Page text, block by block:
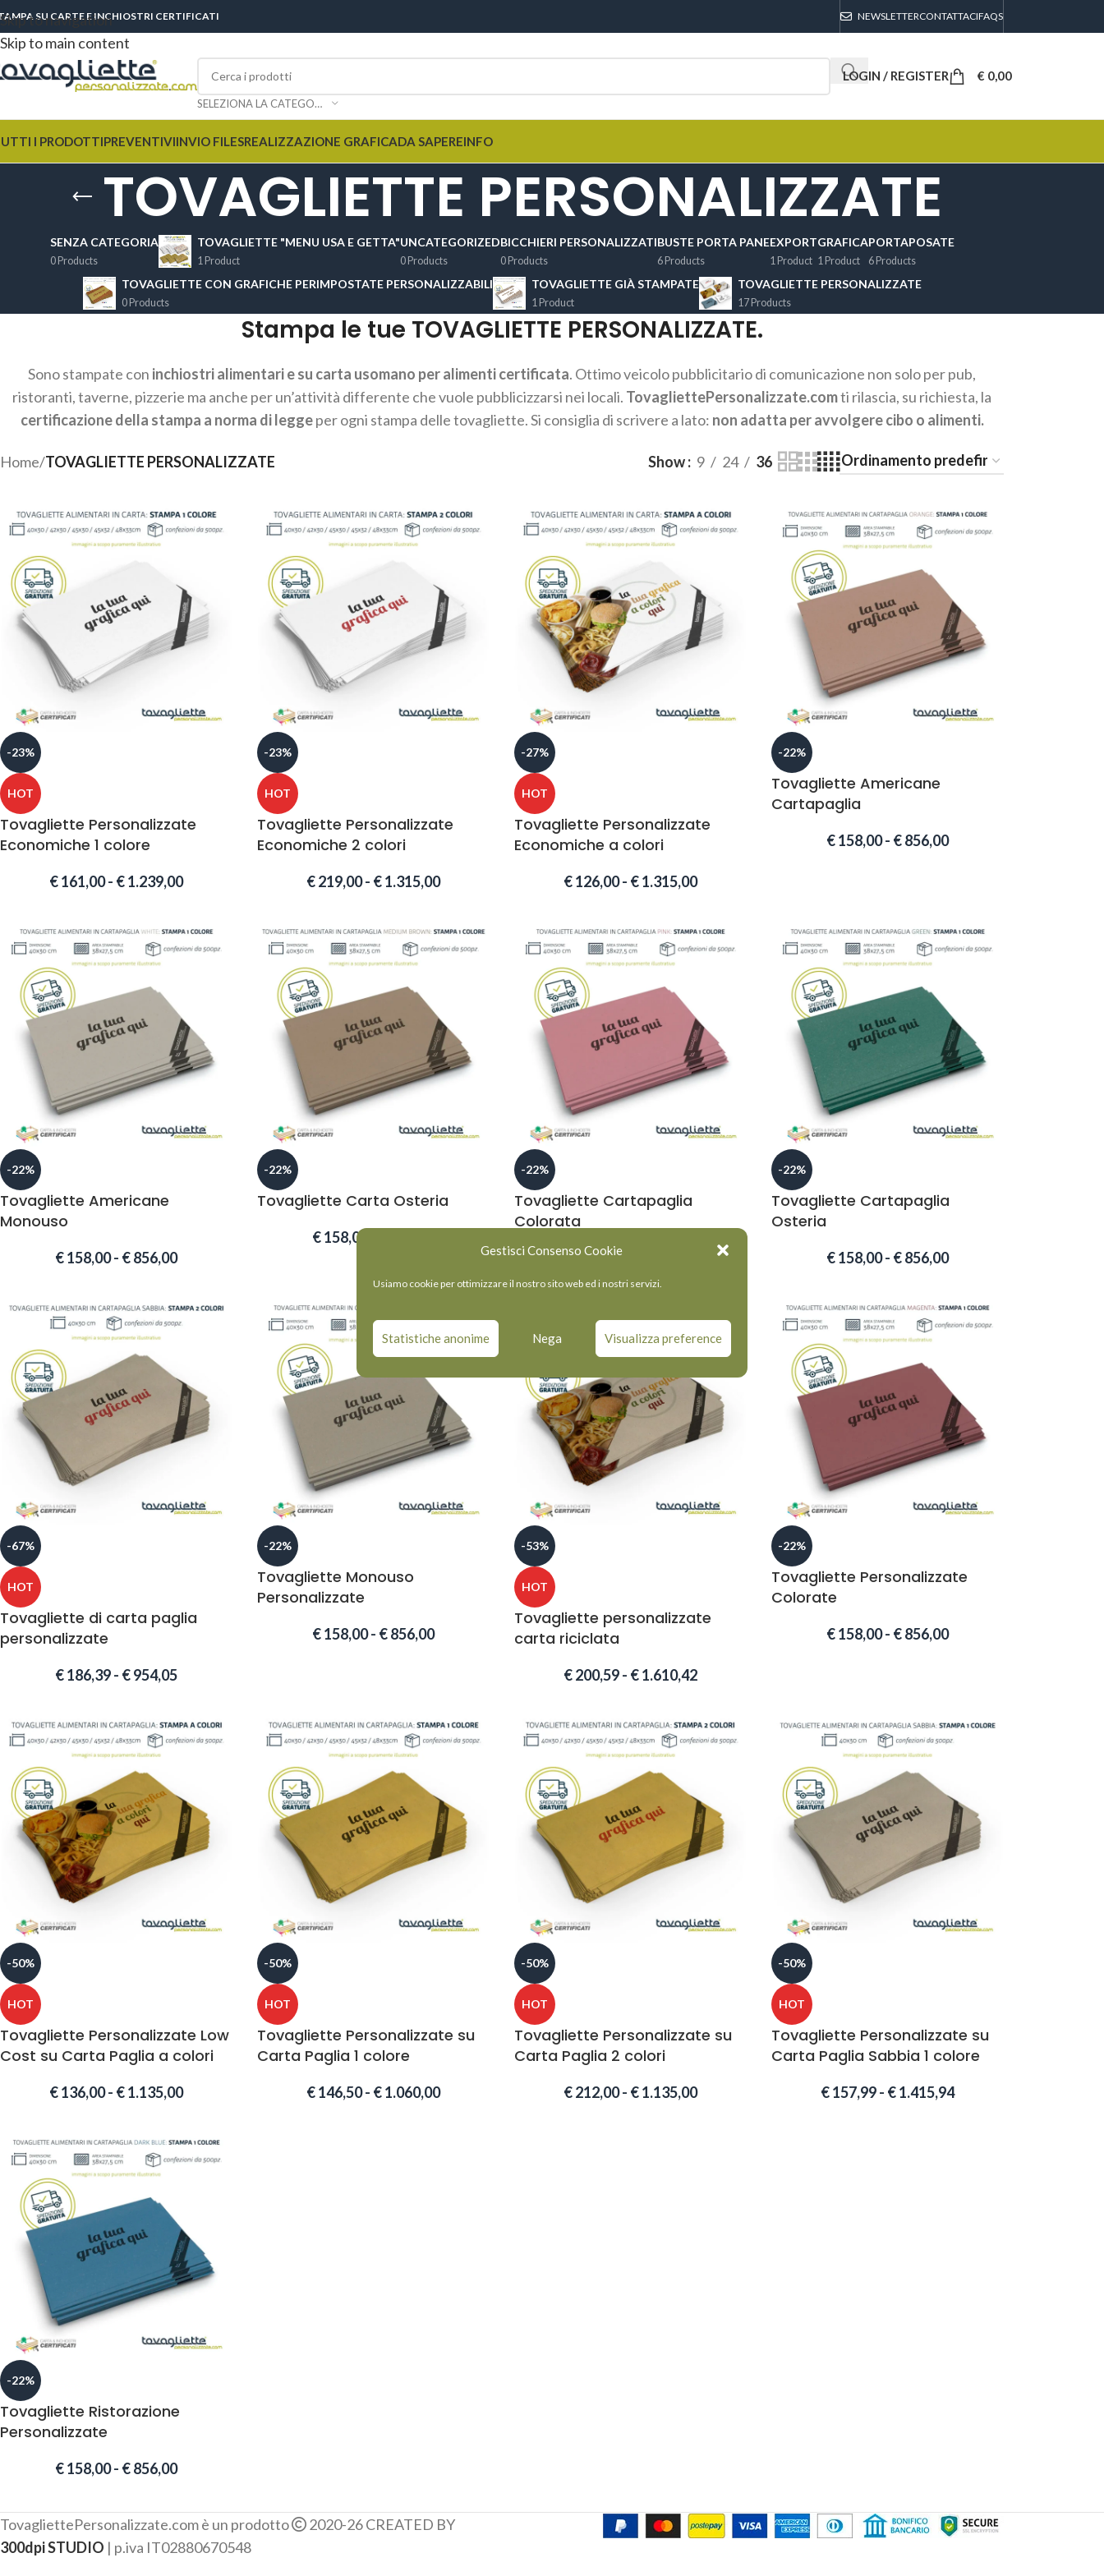
Gestisci Consenso Cookie
Usiamo cookie per ottimizzare il nostro sito web ed i nostri servizi.
Statistiche anonime Nega Visualizza preference
Skip to navigation
Skip to main content
SU CARTE E INCHIOSTRI CERTIFICATI NEWSLETTERCONTATTACIFAQS
SELEZIONA LA CATEGORIA
LOGIN / REGISTER € 0,00
I PRODOTTIPREVENTIVIINVIO FILESREALIZZAZIONE GRAFICADA SAPEREINFO
TOVAGLIETTE PERSONALIZZATE
SENZA CATEGORIA
0 Products
TOVAGLIETTE "MENU USA E GETTA"
1 Product
UNCATEGORIZED
0 Products
BICCHIERI PERSONALIZZATI
0 Products
BUSTE PORTA PANE
6 Products
EXPORT
1 Product
GRAFICA
1 Product
PORTAPOSATE
6 Products
TOVAGLIETTE CON GRAFICHE PERIMPOSTATE PERSONALIZZABILI
0 Products
TOVAGLIETTE GIÀ STAMPATE
1 Product
TOVAGLIETTE PERSONALIZZATE
17 Products
Stampa le tue TOVAGLIETTE PERSONALIZZATE.
Sono stampate con inchiostri alimentari e su carta usomano per alimenti certificata. Ottimo veicolo pubblicitario di comunicazione non solo per pub,
ristoranti, taverne, pizzerie ma anche per un’attività differente che vuole pubblicizzarsi nei locali. TovagliettePersonalizzate.comti rilascia, su richiesta, la
certificazione della stampa a norma di leggeper ogni stampa delle tovagliette. Si consiglia di scrivere a lato: non adatta per avvolgere cibo o alimenti.
Home/TOVAGLIETTE PERSONALIZZATE Show 9 24 36
-23%
HOT
Tovagliette Personalizzate
Economiche 1 colore
€161,00- €1.239,00
-23%
HOT
Tovagliette Personalizzate
Economiche 2 colori
€219,00- €1.315,00
-27%
HOT
Tovagliette Personalizzate
Economiche a colori
€126,00- €1.315,00
-22%
Tovagliette Americane
Cartapaglia
€158,00- €856,00
-22%
Tovagliette Americane
Monouso
€158,00- €856,00
-22%
Tovagliette Carta Osteria
€158,00
-22%
Tovagliette Cartapaglia
Colorata
€158,00
-22%
Tovagliette Cartapaglia
Osteria
€158,00- €856,00
-67%
HOT
Tovagliette di carta paglia
personalizzate
€186,39- €954,05
-22%
Tovagliette Monouso
Personalizzate
€158,00- €856,00
-53%
HOT
Tovagliette personalizzate
carta riciclata
€200,59- €1.610,42
-22%
Tovagliette Personalizzate
Colorate
€158,00- €856,00
-50%
HOT
Tovagliette Personalizzate Low
Cost su Carta Paglia a colori
€136,00- €1.135,00
-50%
HOT
Tovagliette Personalizzate su
Carta Paglia 1 colore
€146,50- €1.060,00
-50%
HOT
Tovagliette Personalizzate su
Carta Paglia 2 colori
€212,00- €1.135,00
-50%
HOT
Tovagliette Personalizzate su
Carta Paglia Sabbia 1 colore
€157,99- €1.415,94
-22%
Tovagliette Ristorazione
Personalizzate
€158,00- €856,00
TovagliettePersonalizzate.com è un prodotto
2020-26 CREATED BY
300dpi STUDIO | p.iva IT02880670548